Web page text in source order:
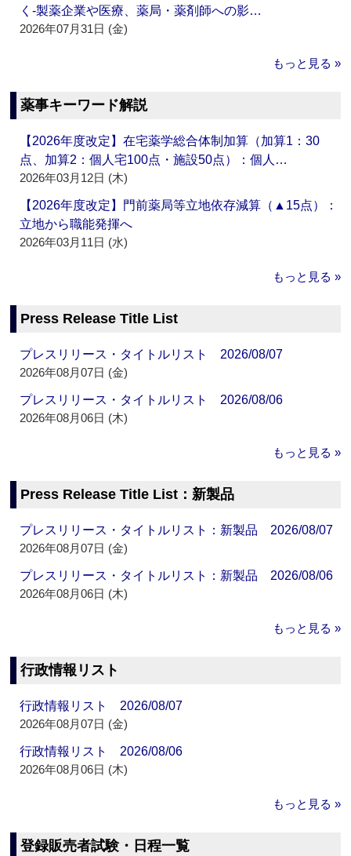
く‐製薬企業や医療、薬局・薬剤師への影…
2026年07月31日 (金)
もっと見る »
薬事キーワード解説
【2026年度改定】在宅薬学総合体制加算（加算1：30
点、加算2：個人宅100点・施設50点）：個人…
2026年03月12日 (木)
【2026年度改定】門前薬局等立地依存減算（▲15点）：
立地から職能発揮へ
2026年03月11日 (水)
もっと見る »
Press Release Title List
プレスリリース・タイトルリスト 2026/08/07
2026年08月07日 (金)
プレスリリース・タイトルリスト 2026/08/06
2026年08月06日 (木)
もっと見る »
Press Release Title List：新製品
プレスリリース・タイトルリスト：新製品 2026/08/07
2026年08月07日 (金)
プレスリリース・タイトルリスト：新製品 2026/08/06
2026年08月06日 (木)
もっと見る »
行政情報リスト
行政情報リスト 2026/08/07
2026年08月07日 (金)
行政情報リスト 2026/08/06
2026年08月06日 (木)
もっと見る »
登録販売者試験・日程一覧